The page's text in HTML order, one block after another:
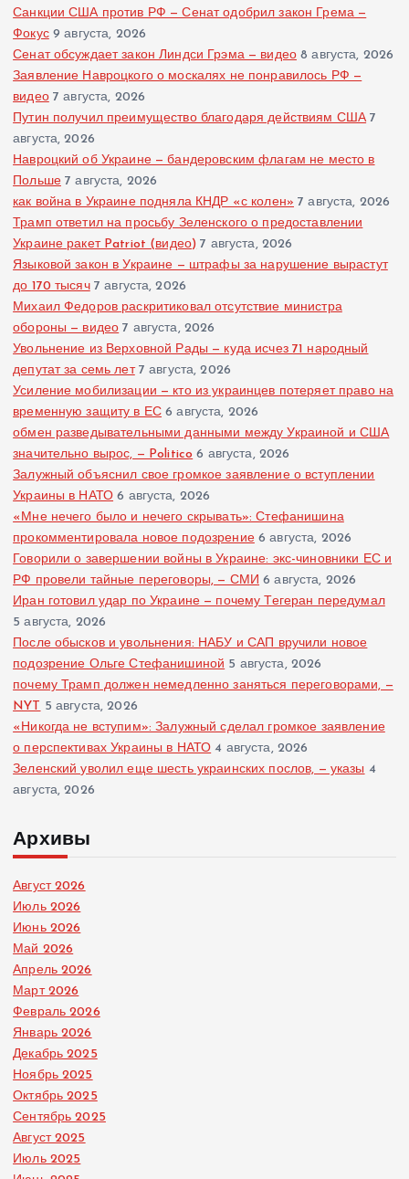
Санкции США против РФ — Сенат одобрил закон Грема —
Фокус 9 августа, 2026
Сенат обсуждает закон Линдси Грэма — видео 8 августа, 2026
Заявление Навроцкого о москалях не понравилось РФ —
видео 7 августа, 2026
Путин получил преимущество благодаря действиям США 7
августа, 2026
Навроцкий об Украине — бандеровским флагам не место в
Польше 7 августа, 2026
как война в Украине подняла КНДР «с колен» 7 августа, 2026
Трамп ответил на просьбу Зеленского о предоставлении
Украине ракет Patriot (видео) 7 августа, 2026
Языковой закон в Украине — штрафы за нарушение вырастут
до 170 тысяч 7 августа, 2026
Михаил Федоров раскритиковал отсутствие министра
обороны — видео 7 августа, 2026
Увольнение из Верховной Рады — куда исчез 71 народный
депутат за семь лет 7 августа, 2026
Усиление мобилизации — кто из украинцев потеряет право на
временную защиту в ЕС 6 августа, 2026
обмен разведывательными данными между Украиной и США
значительно вырос, — Politico 6 августа, 2026
Залужный объяснил свое громкое заявление о вступлении
Украины в НАТО 6 августа, 2026
«Мне нечего было и нечего скрывать»: Стефанишина
прокомментировала новое подозрение 6 августа, 2026
Говорили о завершении войны в Украине: экс-чиновники ЕС и
РФ провели тайные переговоры, — СМИ 6 августа, 2026
Иран готовил удар по Украине — почему Тегеран передумал
5 августа, 2026
После обысков и увольнения: НАБУ и САП вручили новое
подозрение Ольге Стефанишиной 5 августа, 2026
почему Трамп должен немедленно заняться переговорами, —
NYT 5 августа, 2026
«Никогда не вступим»: Залужный сделал громкое заявление
о перспективах Украины в НАТО 4 августа, 2026
Зеленский уволил еще шесть украинских послов, — указы 4
августа, 2026
Архивы
Август 2026
Июль 2026
Июнь 2026
Май 2026
Апрель 2026
Март 2026
Февраль 2026
Январь 2026
Декабрь 2025
Ноябрь 2025
Октябрь 2025
Сентябрь 2025
Август 2025
Июль 2025